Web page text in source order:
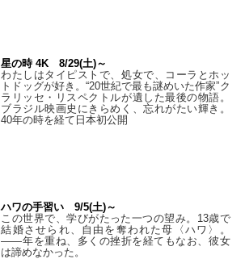
星の時 4K 8/29(土)～
わたしはタイピストで、処⼥で、コーラとホッ
トドッグが好き。“20世紀で最も謎めいた作家”ク
ラリッセ・リスペクトルが遺した最後の物語。
ブラジル映画史にきらめく、忘れがたい輝き。
40年の時を経て⽇本初公開
ハワの手習い 9/5(土)～
この世界で、学びがたった一つの望み。13歳で
結婚させられ、自由を奪われた母〈ハワ〉。
——年を重ね、多くの挫折を経てもなお、彼女
は諦めなかった。